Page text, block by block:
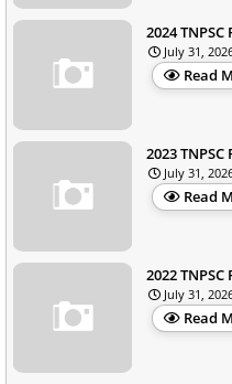
2024
July 31,
Read
2023
July 31,
Read
2022
July 31,
Read